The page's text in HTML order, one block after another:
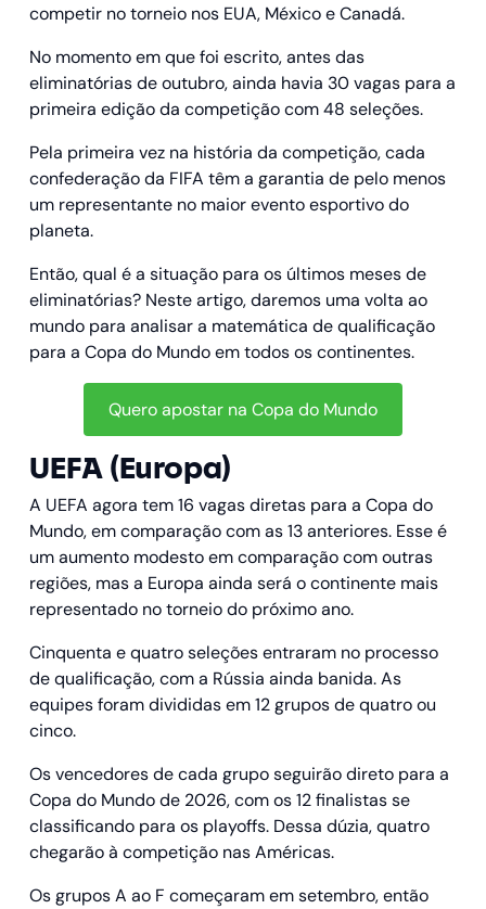
competir no torneio nos EUA, México e Canadá.
No momento em que foi escrito, antes das
eliminatórias de outubro, ainda havia 30 vagas para a
primeira edição da competição com 48 seleções.
Pela primeira vez na história da competição, cada
confederação da FIFA têm a garantia de pelo menos
um representante no maior evento esportivo do
planeta.
Então, qual é a situação para os últimos meses de
eliminatórias? Neste artigo, daremos uma volta ao
mundo para analisar a matemática de qualificação
para a Copa do Mundo em todos os continentes.
Quero apostar na Copa do Mundo
UEFA (Europa)
A UEFA agora tem 16 vagas diretas para a Copa do
Mundo, em comparação com as 13 anteriores. Esse é
um aumento modesto em comparação com outras
regiões, mas a Europa ainda será o continente mais
representado no torneio do próximo ano.
Cinquenta e quatro seleções entraram no processo
de qualificação, com a Rússia ainda banida. As
equipes foram divididas em 12 grupos de quatro ou
cinco.
Os vencedores de cada grupo seguirão direto para a
Copa do Mundo de 2026, com os 12 finalistas se
classificando para os playoffs. Dessa dúzia, quatro
chegarão à competição nas Américas.
Os grupos A ao F começaram em setembro, então